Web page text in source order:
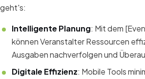
geht's:
Intelligente Planung: Mit dem
können Veranstalter Ressourcen
Ausgaben nachverfolgen und
Digitale Effizienz: Mobile Tools